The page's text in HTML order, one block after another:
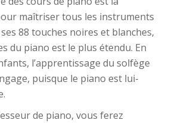
maîtriser tous les instruments
88 touches noires et blanches,
du piano est le plus étendu. En
l’apprentissage du solfège
puisque le piano est lui-
de piano, vous ferez